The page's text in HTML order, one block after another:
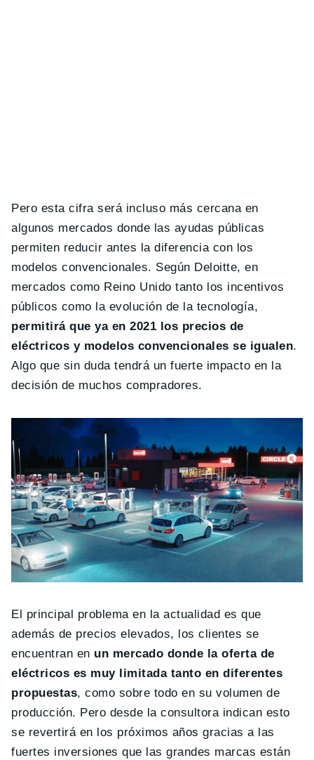
Pero esta cifra será incluso más cercana en
algunos mercados donde las ayudas públicas
permiten reducir antes la diferencia con los
modelos convencionales. Según Deloitte, en
mercados como Reino Unido tanto los incentivos
públicos como la evolución de la tecnología,
permitirá que ya en 2021 los precios de
eléctricos y modelos convencionales se igualen.
Algo que sin duda tendrá un fuerte impacto en la
decisión de muchos compradores.
El principal problema en la actualidad es que
además de precios elevados, los clientes se
encuentran en un mercado donde la oferta de
eléctricos es muy limitada tanto en diferentes
propuestas, como sobre todo en su volumen de
producción. Pero desde la consultora indican esto
se revertirá en los próximos años gracias a las
fuertes inversiones que las grandes marcas están